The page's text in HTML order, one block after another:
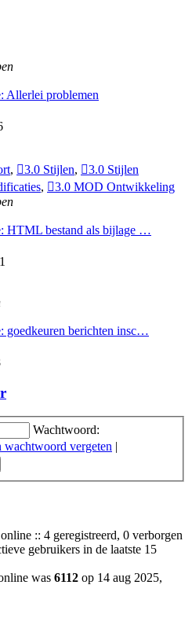
Allerlei problemen
, 3.0 Stijlen,
3.0 Stijlen
,
3.0 MOD Ontwikkeling
HTML bestand als bijlage …
goedkeuren berichten insc…
Wachtwoord:
vergeten |
:: 4 geregistreerd, 0 verborgen
gebruikers in de laatste 15
was 6112 op 14 aug 2025,